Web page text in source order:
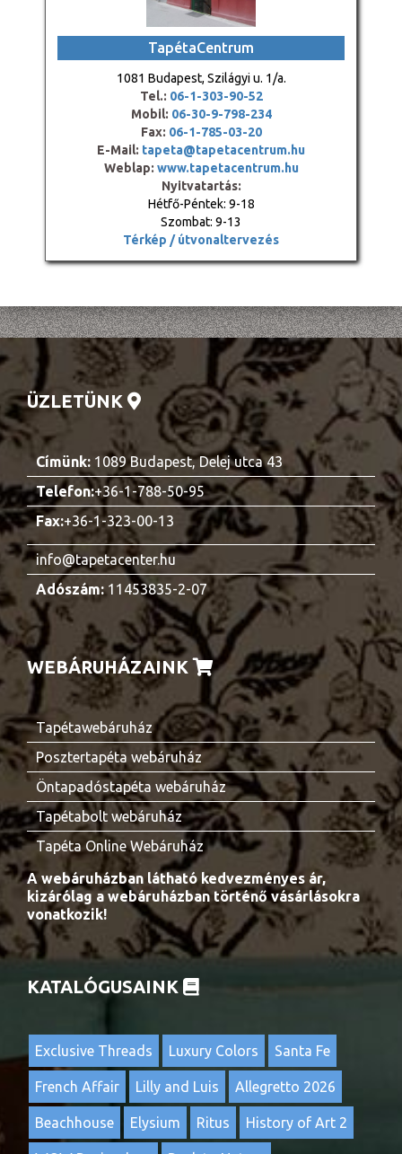
TapétaCentrum
1081 Budapest, Szilágyi u. 1/a.
Tel.: 06-1-303-90-52
Mobil: 06-30-9-798-234
Fax: 06-1-785-03-20
E-Mail: tapeta@tapetacentrum.hu
Weblap: www.tapetacentrum.hu
Nyitvatartás:
Hétfő-Péntek: 9-18
Szombat: 9-13
Térkép / útvonaltervezés
ÜZLETÜNK
Címünk: 1089 Budapest, Delej utca 43
Telefon:+36-1-788-50-95
Fax:+36-1-323-00-13
info@tapetacenter.hu
Adószám:11453835-2-07
WEBÁRUHÁZAINK
Tapétawebáruház
Posztertapéta webáruház
Öntapadóstapéta webáruház
Tapétabolt webáruház
Tapéta Online Webáruház
A webáruházban látható kedvezményes ár,
kizárólag a webáruházban történő vásárlásokra
vonatkozik!
KATALÓGUSAINK
Exclusive Threads Luxury Colors Santa Fe
French Affair Lilly and Luis Allegretto 2026
Beachhouse Elysium Ritus History of Art 2